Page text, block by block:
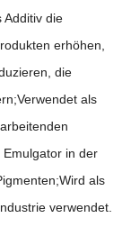
Additiv die
erhöhen,
die
als
in der
als
verwendet.